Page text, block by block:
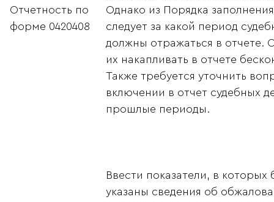
Отчетность по
форме 0420408
Однако из Порядка
следует за какой период
должны отражаться в отчете.
их накапливать в отчете
Также требуется уточнить
включении в отчет судебных
прошлые периоды.
Ввести показатели, в которых
указаны сведения об